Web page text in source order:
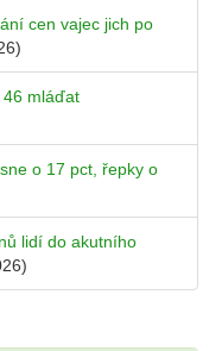
cen vajec jich po
46 mláďat
o 17 pct, řepky o
lidí do akutního